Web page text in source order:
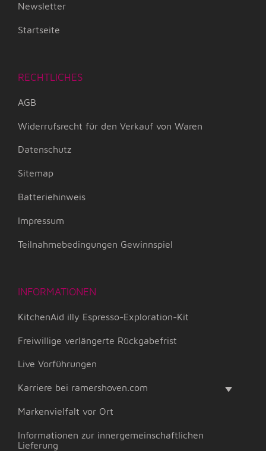
Newsletter
Startseite
RECHTLICHES
AGB
Widerrufsrecht für den Verkauf von Waren
Datenschutz
Sitemap
Batteriehinweis
Impressum
Teilnahmebedingungen Gewinnspiel
INFORMATIONEN
KitchenAid illy Espresso-Exploration-Kit
Freiwillige verlängerte Rückgabefrist
Live Vorführungen
Karriere bei ramershoven.com
Markenvielfalt vor Ort
Informationen zur innergemeinschaftlichen
Lieferung